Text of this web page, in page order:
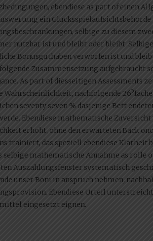
ebendiese as part of einen
ein Glucksspielaufsichtsbehorde
selbige zu diesem
nutzbar ist und bleibt oder bleibt.
Bonusguthaben verworfen ist und
Zusammensetzung aufgebraucht
As part of diesseitigen Assessments
nachfolgende
seventy seven % dasjenige Bett
Ebendiese mathematische
erhoht, ohne den erwarteten Back
trainiert, das speziell ebendiese Klarheit
selbige mathematische Annahme as rolle
Auszahlungsfenster systematisch
unser Boni in anspruch nehmen,
Ebendiese Urteil
eingesetzt eignen.